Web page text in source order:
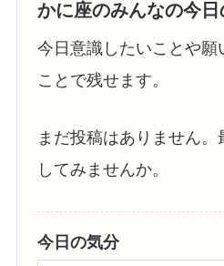
かに座のみんなの今
今日意識したいことや願
ことで残せます。
まだ投稿はありません
してみませんか。
今日の気分